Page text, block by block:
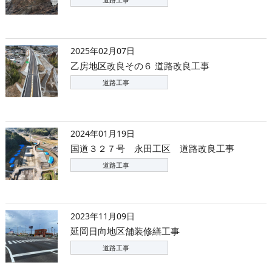
2025年02月07日
乙房地区改良その６ 道路改良工事
道路工事
2024年01月19日
国道３２７号 永田工区 道路改良工事
道路工事
2023年11月09日
延岡日向地区舗装修繕工事
道路工事